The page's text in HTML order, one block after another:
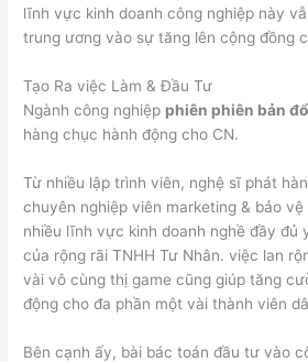
lĩnh vực kinh doanh công nghiệp này
trung ương vào sự tăng lên cộng đồng
Tạo Ra việc Làm & Đầu Tư
Ngành công nghiệp phiên phiên bản
hàng chục hành động cho CN.
Từ nhiều lập trình viên, nghệ sĩ phát
chuyên nghiệp viên marketing & bảo vệ
nhiều lĩnh vực kinh doanh nghề đầy đủ
của rộng rãi TNHH Tư Nhân. việc lan
vài vô cùng thị game cũng giúp tăng
động cho đa phần một vài thành viên
Bên cạnh ấy, bài bác toán đầu tư vào